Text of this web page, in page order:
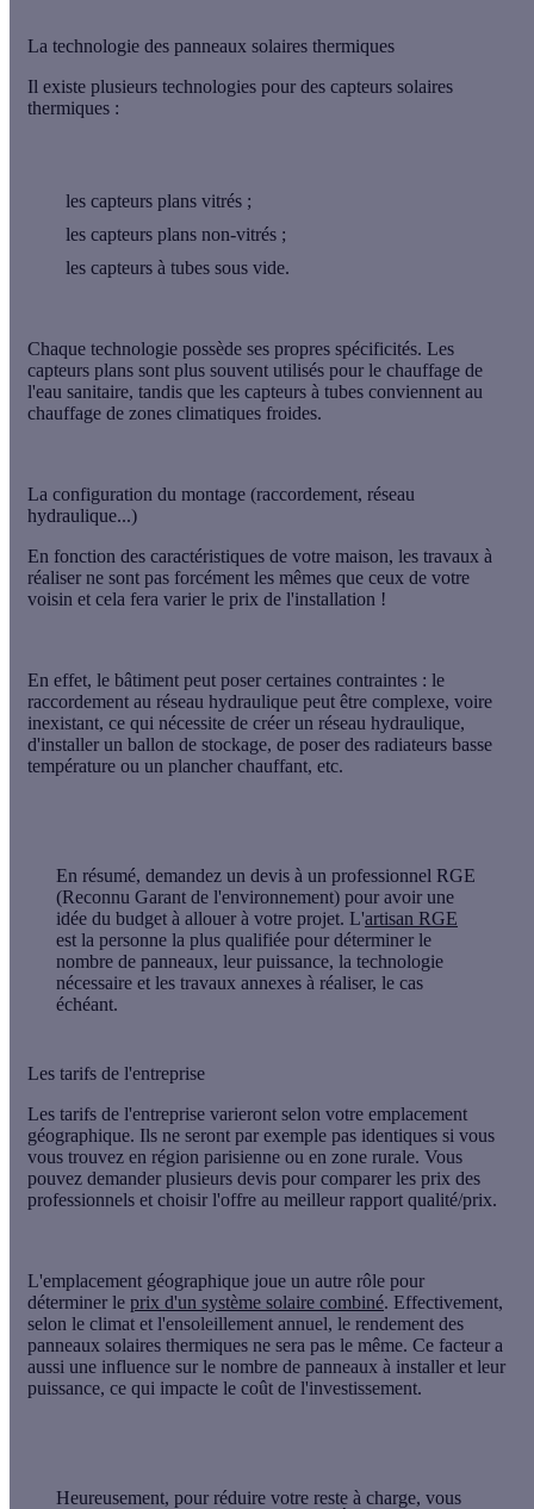
La technologie des panneaux solaires thermiques
Il existe plusieurs technologies pour des capteurs solaires
thermiques :
les capteurs plans vitrés ;
les capteurs plans non-vitrés ;
les capteurs à tubes sous vide.
Chaque technologie possède ses propres spécificités. Les
capteurs plans sont plus souvent utilisés pour le chauffage de
l'eau sanitaire, tandis que les capteurs à tubes conviennent au
chauffage de zones climatiques froides.
La configuration du montage (raccordement, réseau
hydraulique...)
En fonction des caractéristiques de votre maison, les travaux à
réaliser ne sont pas forcément les mêmes que ceux de votre
voisin et cela fera varier le prix de l'installation !
En effet, le bâtiment peut poser certaines contraintes : le
raccordement au réseau hydraulique peut être complexe, voire
inexistant, ce qui nécessite de créer un réseau hydraulique,
d'installer un ballon de stockage, de poser des radiateurs basse
température ou un plancher chauffant, etc.
En résumé, demandez un devis à un professionnel RGE
(Reconnu Garant de l'environnement) pour avoir une
idée du budget à allouer à votre projet. L'artisan RGE
est la personne la plus qualifiée pour déterminer le
nombre de panneaux, leur puissance, la technologie
nécessaire et les travaux annexes à réaliser, le cas
échéant.
Les tarifs de l'entreprise
Les tarifs de l'entreprise varieront selon votre emplacement
géographique. Ils ne seront par exemple pas identiques si vous
vous trouvez en région parisienne ou en zone rurale. Vous
pouvez demander plusieurs devis pour comparer les prix des
professionnels et choisir l'offre au meilleur rapport qualité/prix.
L'emplacement géographique joue un autre rôle pour
déterminer le prix d'un système solaire combiné. Effectivement,
selon le climat et l'ensoleillement annuel, le rendement des
panneaux solaires thermiques ne sera pas le même. Ce facteur a
aussi une influence sur le nombre de panneaux à installer et leur
puissance, ce qui impacte le coût de l'investissement.
Heureusement, pour réduire votre reste à charge, vous